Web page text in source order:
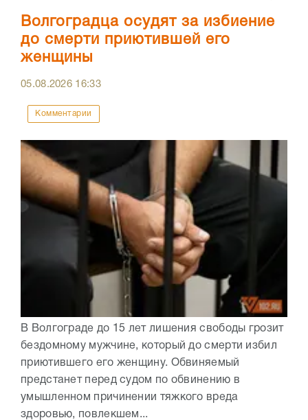
Волгоградца осудят за избиение
до смерти приютившей его
женщины
05.08.2026 16:33
Комментарии
В Волгограде до 15 лет лишения свободы грозит
бездомному мужчине, который до смерти избил
приютившего его женщину. Обвиняемый
предстанет перед судом по обвинению в
умышленном причинении тяжкого вреда
здоровью, повлекшем...